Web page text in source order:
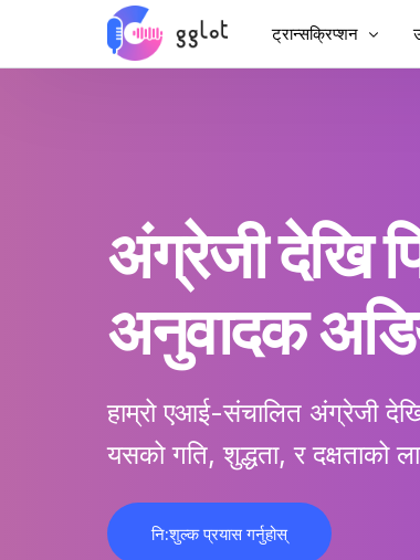
ट्रान्सक्रिप्शन
बैठक ट्रान्सक्रिप्शन
अडियो टु टेक्स्ट
कर्पोरेट भ्वाइसओभर
अडियोबुक भ्वाइसओभर
अंग्रेजी देखि
अनुवादक
हाम्रो एआई-संचालित अंग्रेजी
यसको गति, शुद्धता, र दक्षताको
नि:शुल्क प्रयास गर्नुहोस्